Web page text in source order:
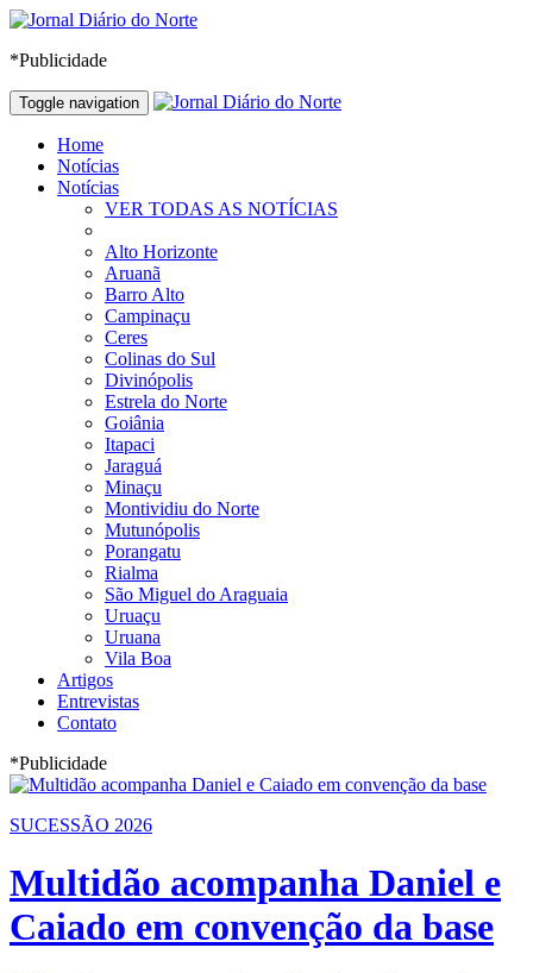
*Publicidade
Toggle navigation
Home
Notícias
Notícias
VER TODAS AS NOTÍCIAS
Alto Horizonte
Aruanã
Barro Alto
Campinaçu
Ceres
Colinas do Sul
Divinópolis
Estrela do Norte
Goiânia
Itapaci
Jaraguá
Minaçu
Montividiu do Norte
Mutunópolis
Porangatu
Rialma
São Miguel do Araguaia
Uruaçu
Uruana
Vila Boa
Artigos
Entrevistas
Contato
*Publicidade
SUCESSÃO 2026
Multidão acompanha Daniel e
Caiado em convenção da base